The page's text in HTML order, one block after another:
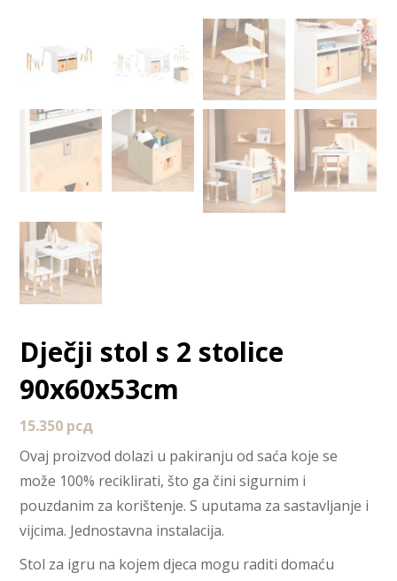
Dječji stol s 2 stolice
90x60x53cm
15.350 рсд
Ovaj proizvod dolazi u pakiranju od saća koje se
može 100% reciklirati, što ga čini sigurnim i
pouzdanim za korištenje. S uputama za sastavljanje i
vijcima. Jednostavna instalacija.
Stol za igru ​​na kojem djeca mogu raditi domaću